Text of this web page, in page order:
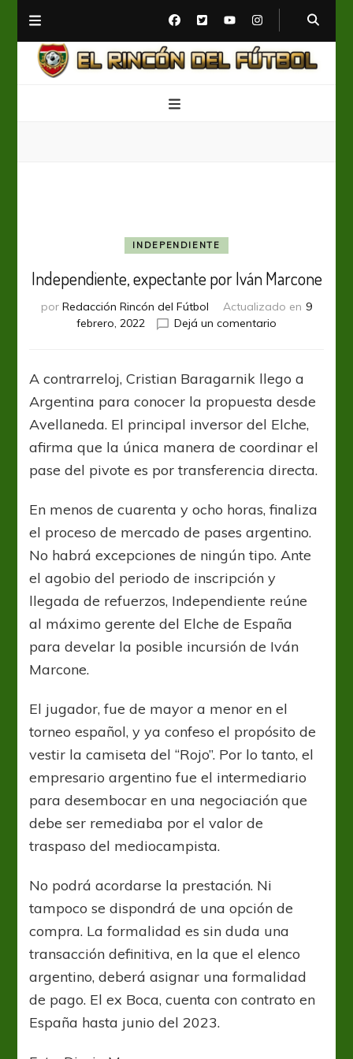
INDEPENDIENTE
Independiente, expectante por Iván Marcone
por Redacción Rincón del Fútbol Actualizado en 9
febrero, 2022
Dejá un comentario
Iván
Marcone
A contrarreloj, Cristian Baragarnik llego a
Argentina para conocer la propuesta desde
Avellaneda. El principal inversor del Elche,
afirma que la única manera de coordinar el
pase del pivote es por transferencia directa.
En menos de cuarenta y ocho horas, finaliza
el proceso de mercado de pases argentino.
No habrá excepciones de ningún tipo. Ante
el agobio del periodo de inscripción y
llegada de refuerzos, Independiente reúne
al máximo gerente del Elche de España
para develar la posible incursión de Iván
Marcone.
El jugador, fue de mayor a menor en el
torneo español, y ya confeso el propósito de
vestir la camiseta del “Rojo”. Por lo tanto, el
empresario argentino fue el intermediario
para desembocar en una negociación que
debe ser remediaba por el valor de
traspaso del mediocampista.
No podrá acordarse la prestación. Ni
tampoco se dispondrá de una opción de
compra. La formalidad es sin duda una
transacción definitiva, en la que el elenco
argentino, deberá asignar una formalidad
de pago. El ex Boca, cuenta con contrato en
España hasta junio del 2023.